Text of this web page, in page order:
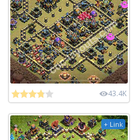
43.4K
+ Link